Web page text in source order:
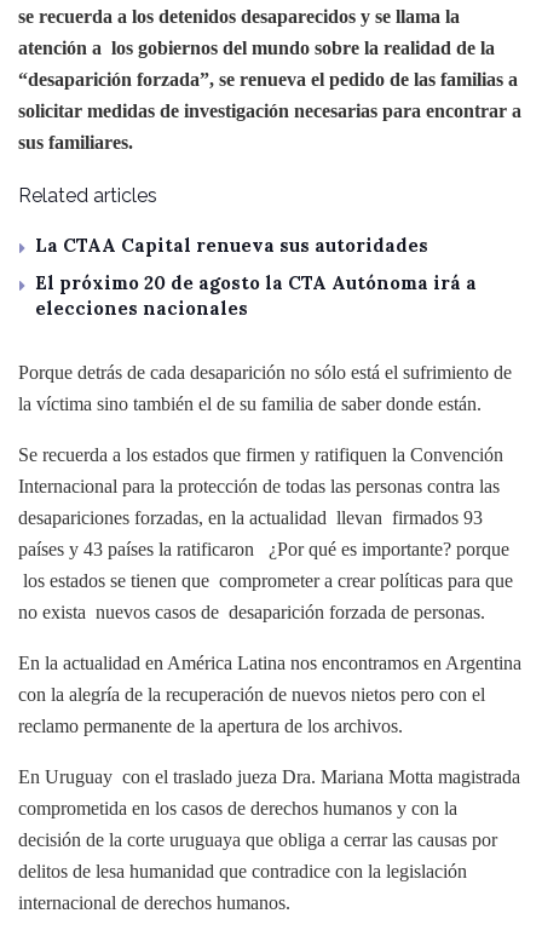
se recuerda a los detenidos desaparecidos y se llama la
atención a los gobiernos del mundo sobre la realidad de la
“desaparición forzada”, se renueva el pedido de las familias a
solicitar medidas de investigación necesarias para encontrar a
sus familiares.
Related articles
La CTAA Capital renueva sus autoridades
El próximo 20 de agosto la CTA Autónoma irá a
elecciones nacionales
Porque detrás de cada desaparición no sólo está el sufrimiento de
la víctima sino también el de su familia de saber donde están.
Se recuerda a los estados que firmen y ratifiquen la Convención
Internacional para la protección de todas las personas contra las
desapariciones forzadas, en la actualidad llevan firmados 93
países y 43 países la ratificaron ¿Por qué es importante? porque
los estados se tienen que comprometer a crear políticas para que
no exista nuevos casos de desaparición forzada de personas.
En la actualidad en América Latina nos encontramos en Argentina
con la alegría de la recuperación de nuevos nietos pero con el
reclamo permanente de la apertura de los archivos.
En Uruguay con el traslado jueza Dra. Mariana Motta magistrada
comprometida en los casos de derechos humanos y con la
decisión de la corte uruguaya que obliga a cerrar las causas por
delitos de lesa humanidad que contradice con la legislación
internacional de derechos humanos.